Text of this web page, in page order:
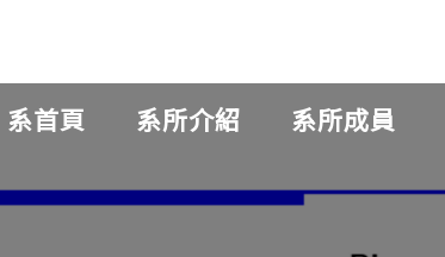
系首頁 系所介紹 系所成員